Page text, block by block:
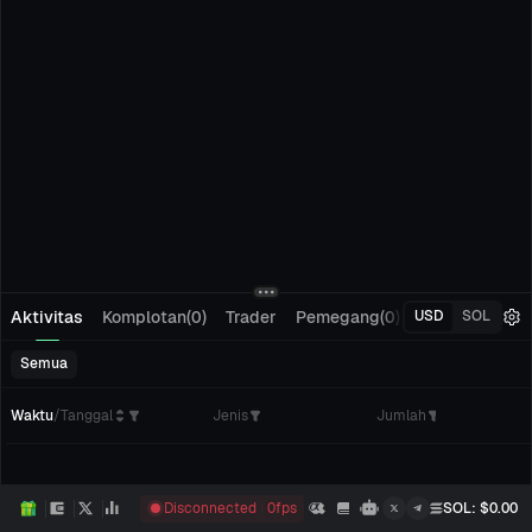
Aktivitas Komplotan(0) Trader Pemegang(0) Pelacakan(0)
USD SOL
Semua
Waktu/Tanggal Jenis Jumlah
Disconnected 0fps SOL: $0.00